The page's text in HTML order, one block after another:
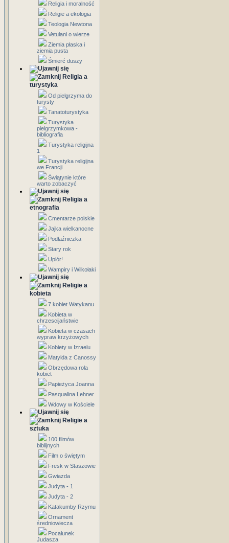
Religia i moralność
Religie a ekologia
Teologia Newtona
Vetulani o wierze
Ziemia płaska i
ziemia pusta
Śmierć duszy
Religia a
turystyka
Od pielgrzyma do
turysty
Tanatoturystyka
Turystyka
pielgrzymkowa -
bibliografia
Turystyka religijna
1
Turystyka religijna
we Francji
Świątynie które
warto zobaczyć
Religia a
etnografia
Cmentarze polskie
Jajka wielkanocne
Podłaźniczka
Stary rok
Upiór!
Wampiry i Wilkołaki
Religie a
kobieta
7 kobiet Watykanu
Kobieta w
chrzescijaństwie
Kobieta w czasach
wypraw krzyżowych
Kobiety w Izraelu
Matylda z Canossy
Obrzędowa rola
kobiet
Papieżyca Joanna
Pasqualina Lehner
Wdowy w Kościele
Religie a
sztuka
100 filmów
biblijnych
Film o świętym
Fresk w Staszowie
Gwiazda
Judyta - 1
Judyta - 2
Katakumby Rzymu
Ornament
średniowiecza
Pocałunek
Judasza